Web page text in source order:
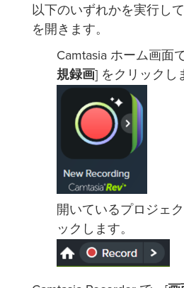
以下のいずれかを実行し
を開きます。
Camtasia ホーム画面
規録画] をクリックし
開いているプロジェ
ックします。